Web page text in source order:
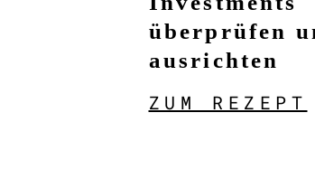
überprüfen
ausrichten
ZUM REZEPT